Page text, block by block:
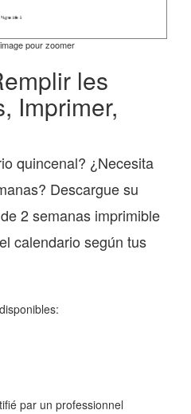
pour zoomer
les
Imprimer,
quincenal? ¿Necesita
Descargue su
2 semanas imprimible
calendario según tus
par un professionnel